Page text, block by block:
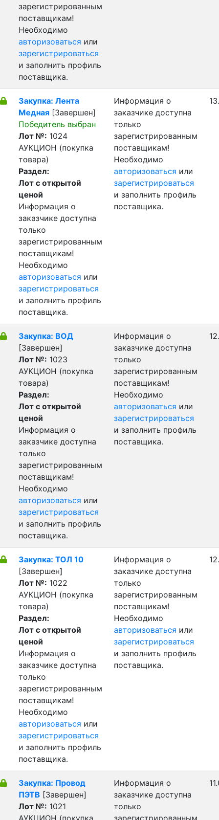
зарегистрированным
поставщикам!
Необходимо
авторизоваться или
зарегистрироваться
и заполнить профиль
поставщика.
Закупка: Лента
Медная [Завершен]
Победитель выбран
Лот №: 1024
АУКЦИОН (покупка
товара)
Раздел:
Лот с открытой
ценой
Информация о
заказчике доступна
только
зарегистрированным
поставщикам!
Необходимо
авторизоваться или
зарегистрироваться
и заполнить профиль
поставщика.
Информация о
заказчике доступна
только
зарегистрированным
поставщикам!
Необходимо
авторизоваться или
зарегистрироваться
и заполнить профиль
поставщика.
Закупка: ВОД
[Завершен]
Лот №: 1023
АУКЦИОН (покупка
товара)
Раздел:
Лот с открытой
ценой
Информация о
заказчике доступна
только
зарегистрированным
поставщикам!
Необходимо
авторизоваться или
зарегистрироваться
и заполнить профиль
поставщика.
Информация о
заказчике доступна
только
зарегистрированным
поставщикам!
Необходимо
авторизоваться или
зарегистрироваться
и заполнить профиль
поставщика.
Закупка: ТОЛ 10
[Завершен]
Лот №: 1022
АУКЦИОН (покупка
товара)
Раздел:
Лот с открытой
ценой
Информация о
заказчике доступна
только
зарегистрированным
поставщикам!
Необходимо
авторизоваться или
зарегистрироваться
и заполнить профиль
поставщика.
Информация о
заказчике доступна
только
зарегистрированным
поставщикам!
Необходимо
авторизоваться или
зарегистрироваться
и заполнить профиль
поставщика.
Закупка: Провод
ПЭТВ [Завершен]
Лот №: 1021
АУКЦИОН (покупка
Информация о
заказчике доступна
только
зарегистрированным